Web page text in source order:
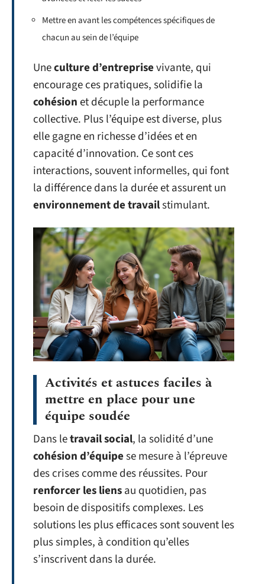
Mettre en avant les compétences spécifiques de
chacun au sein de l’équipe
Uneculture d’entreprisevivante, qui
encourage ces pratiques, solidifie la
cohésionet décuple la performance
collective. Plus l’équipe est diverse, plus
elle gagne en richesse d’idées et en
capacité d’innovation. Ce sont ces
interactions, souvent informelles, qui font
la différence dans la durée et assurent un
environnement de travailstimulant.
Activités et astuces faciles à
mettre en place pour une
équipe soudée
Dans letravail social, la solidité d’une
cohésion d’équipese mesure à l’épreuve
des crises comme des réussites. Pour
renforcer les liensau quotidien, pas
besoin de dispositifs complexes. Les
solutions les plus efficaces sont souvent les
plus simples, à condition qu’elles
s’inscrivent dans la durée.